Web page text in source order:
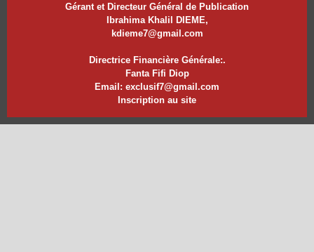
Gérant et Directeur Général de Publication
Ibrahima Khalil DIEME,
kdieme7@gmail.com
Directrice Financière Générale:.
Fanta Fifi Diop
Email: exclusif7@gmail.com
Inscription au site